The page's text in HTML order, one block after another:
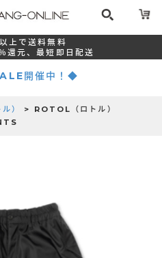
上で送料無料
還元、最短 即日配送
開催中！◆
）
> ROTOL（ロトル）